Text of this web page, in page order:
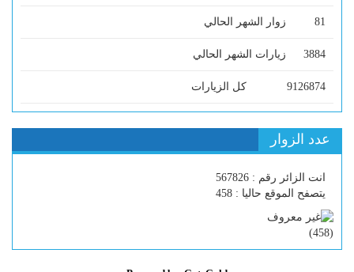
81 زوار الشهر الحالي
3884 زيارات الشهر الحالي
9126874 كل الزيارات
عدد الزوار
انت الزائر رقم : 567826
يتصفح الموقع حاليا : 458
(
458
)